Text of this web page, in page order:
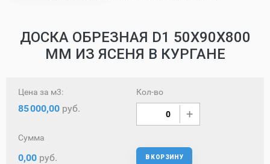
ДОСКА ОБРЕЗНАЯ D1 50Х90Х800
ММ ИЗ ЯСЕНЯ В КУРГАНЕ
Цена за м3:
85000,00 руб.
Кол-во
Сумма
0,00 руб. В КОРЗИНУ